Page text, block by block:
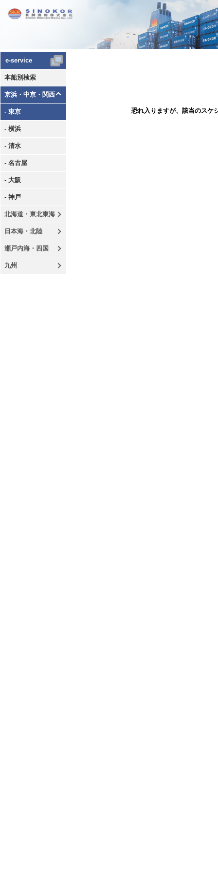
e-service
本船別検索
京浜・中京・関西
- 東京
- 横浜
- 清水
- 名古屋
- 大阪
- 神戸
北海道・東北東海
日本海・北陸
瀬戸内海・四国
九州
恐れ入りますが、該当のスケ